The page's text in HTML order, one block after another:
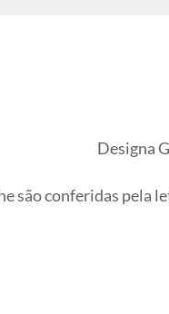
Designa
são conferidas pela